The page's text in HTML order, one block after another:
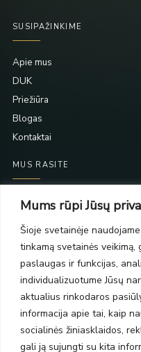
Mums rūpi Jūsų
Šioje svetainėje
tinkamą svetainės
paslaugas ir funkcijas,
individualizuotume Jūsų
aktualius rinkodaros
informacija apie tai, kaip
socialinės žiniasklaidos,
gali ją sujungti su kita
SUSIPAŽINKIME
Apie mus
DUK
Priežiūra
Blogas
Kontaktai
MUS RASITE
Taikos pr. 139
PC Molas, Klaipėda
Taikos pr. 141
PC BIG 2, Klaipėda
Šilutės pl. 35
PC Banginis, Klaipėda
NAUJIENLAIŠKIS
Prenumeruokite ir gaukite